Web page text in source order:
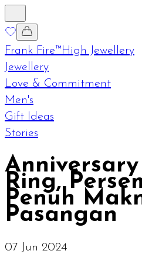
Frank Fire™High Jewellery
Jewellery
Love & Commitment
Men's
Gift Ideas
Stories
Ring,
Penuh
Pasangan
07 Jun 2024